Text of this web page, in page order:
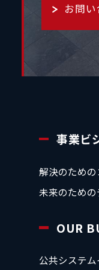
お問
事業ビ
解決のため
未来のため
OUR
公共システ